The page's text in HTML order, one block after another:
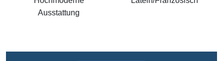
Ausstattung